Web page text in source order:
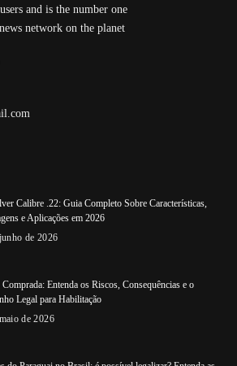
and is the number one
network on the planet
Calibre .22: Guia Completo Sobre Características,
e Aplicações em 2026
de 2026
Entenda os Riscos, Consequências e o
Legal para Habilitação
de 2026